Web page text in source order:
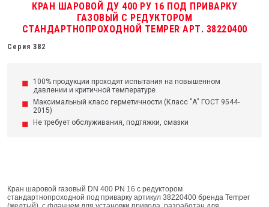
КРАН ШАРОВОЙ ДУ 400 РУ 16 ПОД ПРИВАРКУ
ГАЗОВЫЙ С РЕДУКТОРОМ
СТАНДАРТНОПРОХОДНОЙ TEMPER АРТ. 38220400
Серия 382
100% продукции проходят испытания на повышенном
давлении и критичной температуре
Максимальный класс герметичности (Класс "А" ГОСТ 9544-
2015)
Не требует обслуживания, подтяжки, смазки
Кран шаровой газовый DN 400 PN 16 с редуктором
стандартнопроходной под приварку артикул 38220400 бренда Temper